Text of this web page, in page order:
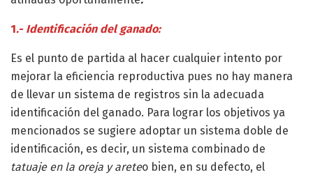
1.- Identificación del ganado:
Es el punto de partida al hacer cualquier intento por
mejorar la eficiencia reproductiva pues no hay manera
de llevar un sistema de registros sin la adecuada
identificación del ganado. Para lograr los objetivos ya
mencionados se sugiere adoptar un sistema doble de
identificación, es decir, un sistema combinado de
tatuaje en la oreja y areteo bien, en su defecto, el